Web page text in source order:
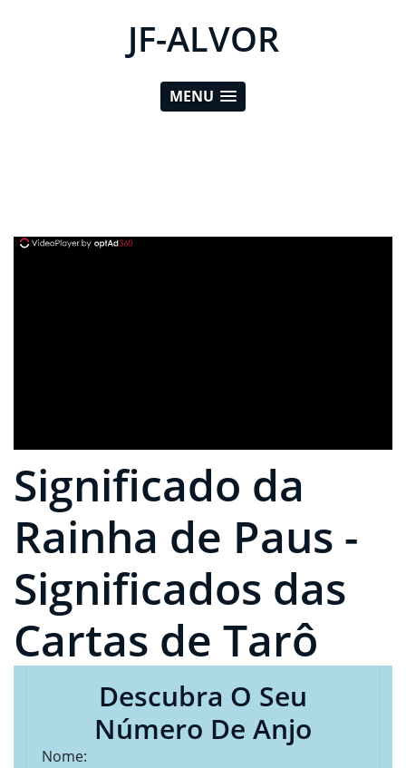
JF-ALVOR
MENU
Significado da
Rainha de Paus -
Significados das
Cartas de Tarô
Descubra O Seu
Número De Anjo
Nome: